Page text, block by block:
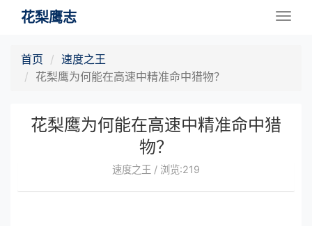
花梨鹰志
首页
速度之王
花梨鹰为何能在高速中精准命中猎物？
花梨鹰为何能在高速中精准命中猎
物？
速度之王 / 浏览:219